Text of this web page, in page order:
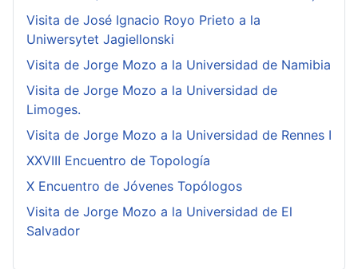
Visita de José Ignacio Royo Prieto a la
Uniwersytet Jagiellonski
Visita de Jorge Mozo a la Universidad de Namibia
Visita de Jorge Mozo a la Universidad de
Limoges.
Visita de Jorge Mozo a la Universidad de Rennes I
XXVIII Encuentro de Topología
X Encuentro de Jóvenes Topólogos
Visita de Jorge Mozo a la Universidad de El
Salvador